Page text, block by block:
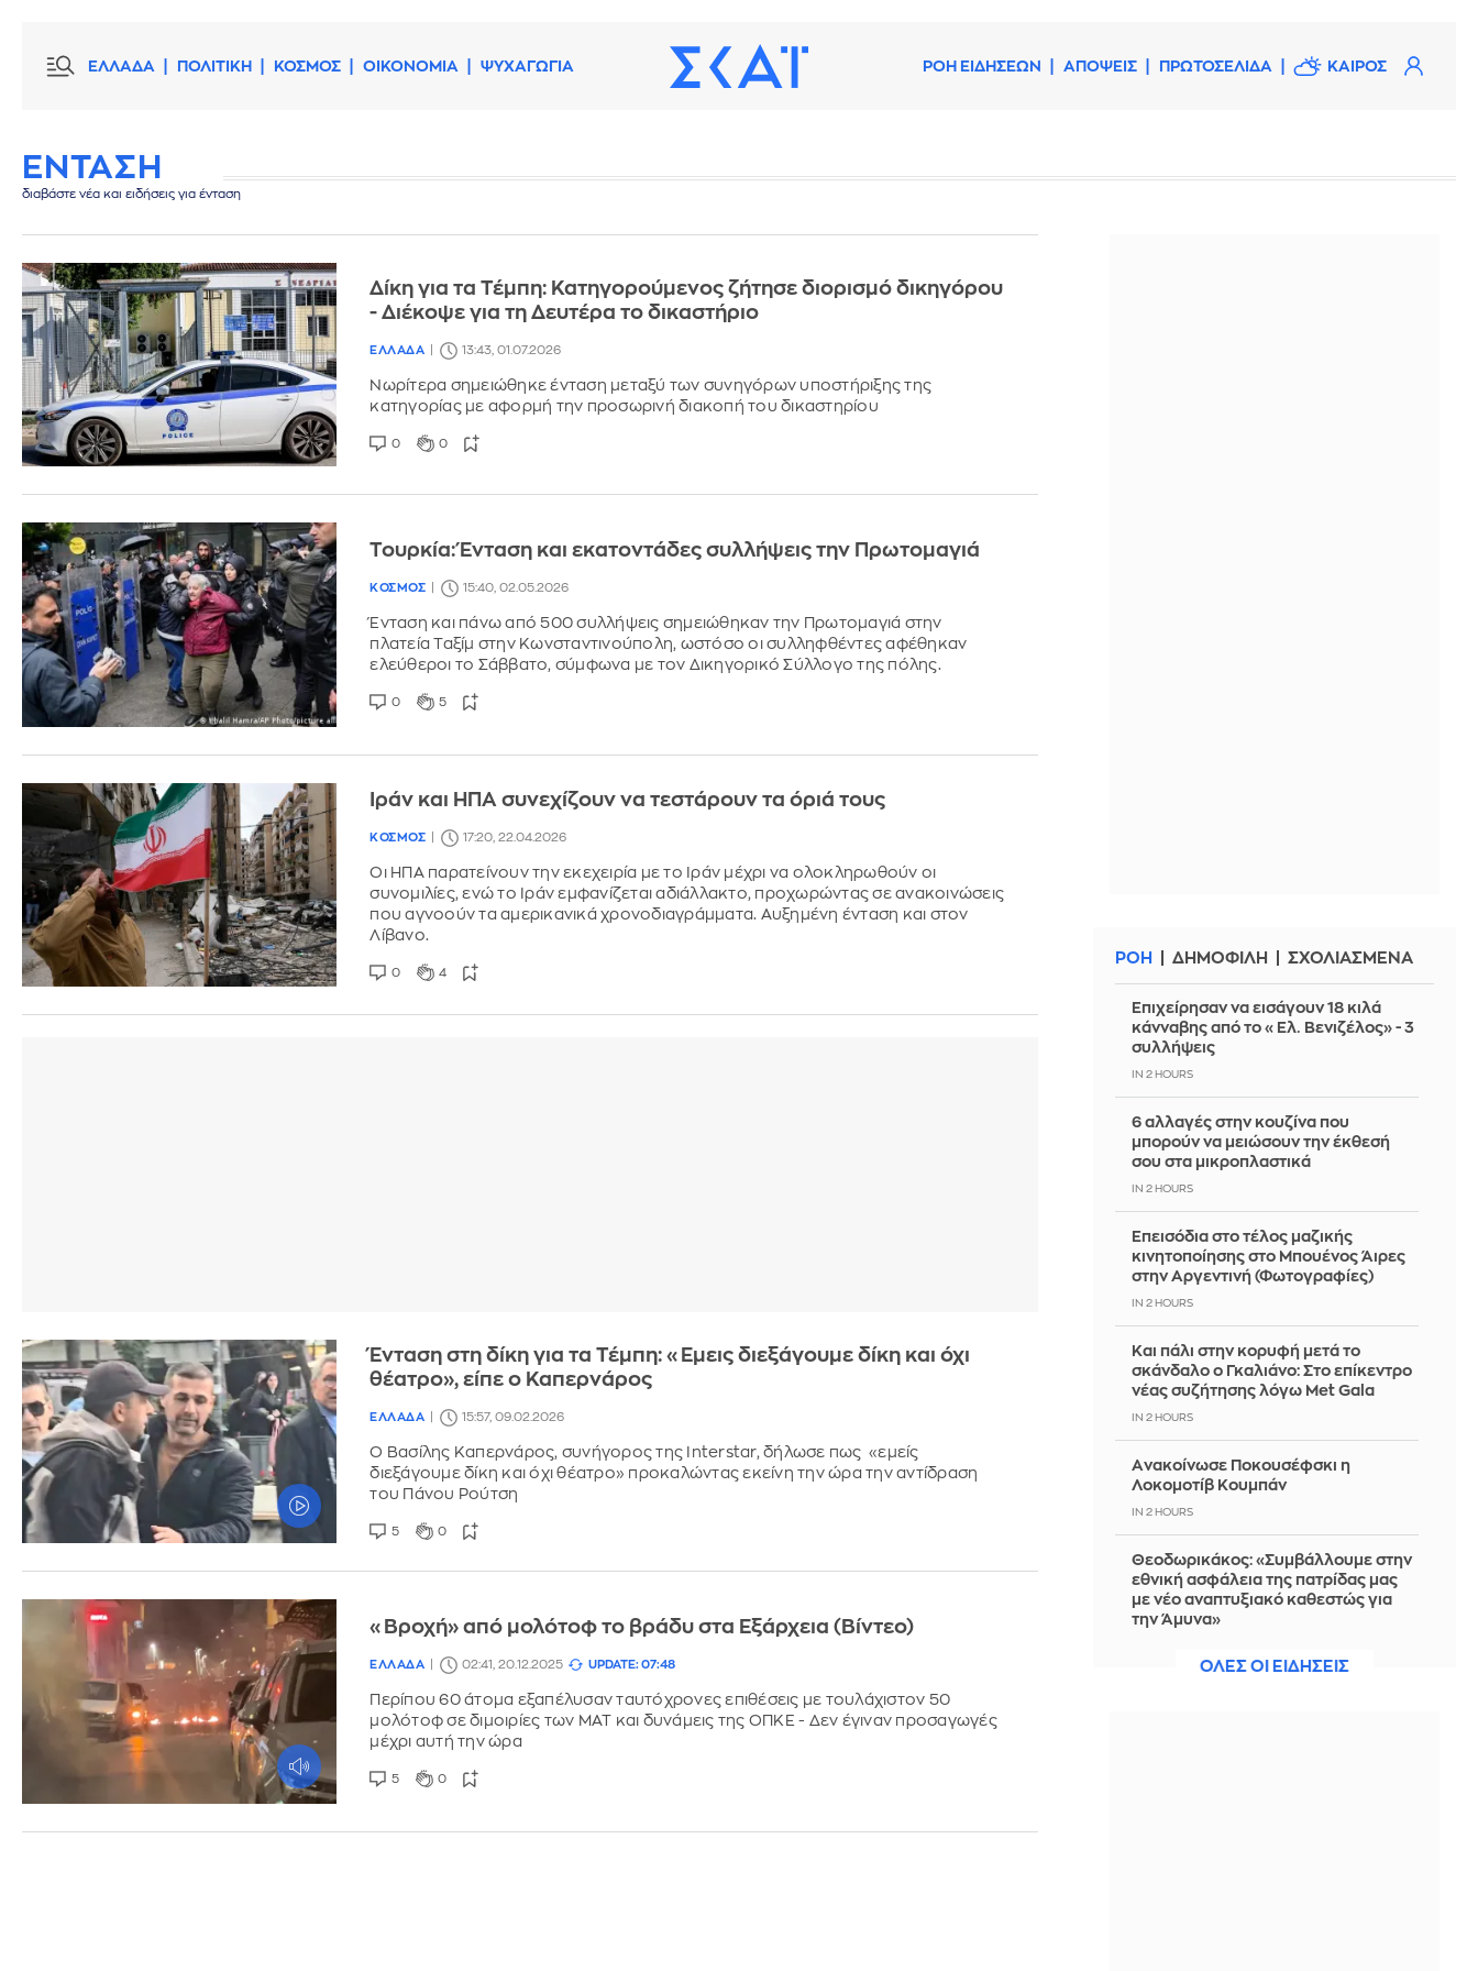
ΕΛΛΑΔΑ ΠΟΛΙΤΙΚΗ ΚΟΣΜΟΣ ΟΙΚΟΝΟΜΙΑ ΨΥΧΑΓΩΓΙΑ ΡΟΗ ΕΙΔΗΣΕΩΝ ΑΠΟΨΕΙΣ ΠΡΩΤΟΣΕΛΙΔΑ ΚΑΙΡΟΣ
ΕΝΤΑΣΗ
διαβάστε νέα και ειδήσεις για ένταση
Δίκη για τα Τέμπη: Κατηγορούμενος ζήτησε διορισμό δικηγόρου
- Διέκοψε για τη Δευτέρα το δικαστήριο
ΕΛΛΑΔΑ 13:43, 01.07.2026
Νωρίτερα σημειώθηκε ένταση μεταξύ των συνηγόρων υποστήριξης της
κατηγορίας με αφορμή την προσωρινή διακοπή του δικαστηρίου
0 0
Τουρκία: Ένταση και εκατοντάδες συλλήψεις την Πρωτομαγιά
ΚΟΣΜΟΣ 15:40, 02.05.2026
Ένταση και πάνω από 500 συλλήψεις σημειώθηκαν την Πρωτομαγιά στην
πλατεία Ταξίμ στην Κωνσταντινούπολη, ωστόσο οι συλληφθέντες αφέθηκαν
ελεύθεροι το Σάββατο, σύμφωνα με τον Δικηγορικό Σύλλογο της πόλης.
0 5
Ιράν και ΗΠΑ συνεχίζουν να τεστάρουν τα όριά τους
ΚΟΣΜΟΣ 17:20, 22.04.2026
Οι ΗΠΑ παρατείνουν την εκεχειρία με το Ιράν μέχρι να ολοκληρωθούν οι
συνομιλίες, ενώ το Ιράν εμφανίζεται αδιάλλακτο, προχωρώντας σε ανακοινώσεις
που αγνοούν τα αμερικανικά χρονοδιαγράμματα. Αυξημένη ένταση και στον
Λίβανο.
0 4
Ένταση στη δίκη για τα Τέμπη: «Εμεις διεξάγουμε δίκη και όχι
θέατρο», είπε ο Καπερνάρος
ΕΛΛΑΔΑ 15:57, 09.02.2026
O Bασίλης Καπερνάρος, συνήγορος της Interstar, δήλωσε πως «εμείς
διεξάγουμε δίκη και όχι θέατρο» προκαλώντας εκείνη την ώρα την αντίδραση
του Πάνου Ρούτση
5 0
«Βροχή» από μολότοφ το βράδυ στα Εξάρχεια (Βίντεο)
ΕΛΛΑΔΑ 02:41, 20.12.2025 UPDATE: 07:48
Περίπου 60 άτομα εξαπέλυσαν ταυτόχρονες επιθέσεις με τουλάχιστον 50
μολότοφ σε διμοιρίες των ΜΑΤ και δυνάμεις της ΟΠΚΕ - Δεν έγιναν προσαγωγές
μέχρι αυτή την ώρα
5 0
ΡΟΗ ΔΗΜΟΦΙΛΗ ΣΧΟΛΙΑΣΜΕΝΑ
Επιχείρησαν να εισάγουν 18 κιλά
κάνναβης από το «Ελ. Βενιζέλος» - 3
συλλήψεις
IN 2 HOURS
6 αλλαγές στην κουζίνα που
μπορούν να μειώσουν την έκθεσή
σου στα μικροπλαστικά
IN 2 HOURS
Επεισόδια στο τέλος μαζικής
κινητοποίησης στο Μπουένος Άιρες
στην Αργεντινή (Φωτογραφίες)
IN 2 HOURS
Και πάλι στην κορυφή μετά το
σκάνδαλο ο Γκαλιάνο: Στο επίκεντρο
νέας συζήτησης λόγω Met Gala
IN 2 HOURS
Aνακοίνωσε Ποκουσέφσκι η
Λοκομοτίβ Κουμπάν
IN 2 HOURS
Θεοδωρικάκος: «Συμβάλλουμε στην
εθνική ασφάλεια της πατρίδας μας
με νέο αναπτυξιακό καθεστώς για
την Άμυνα»
ΟΛΕΣ ΟΙ ΕΙΔΗΣΕΙΣ